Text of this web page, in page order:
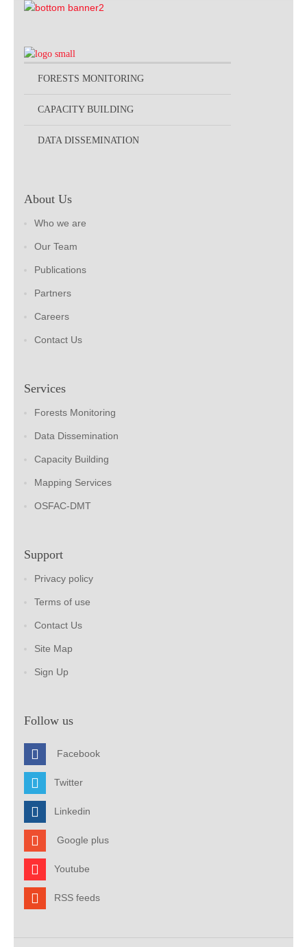
FORESTS MONITORING
CAPACITY BUILDING
DATA DISSEMINATION
About Us
Who we are
Our Team
Publications
Partners
Careers
Contact Us
Services
Forests Monitoring
Data Dissemination
Capacity Building
Mapping Services
OSFAC-DMT
Support
Privacy policy
Terms of use
Contact Us
Site Map
Sign Up
Follow us
Facebook
Twitter
Linkedin
Google plus
Youtube
RSS feeds